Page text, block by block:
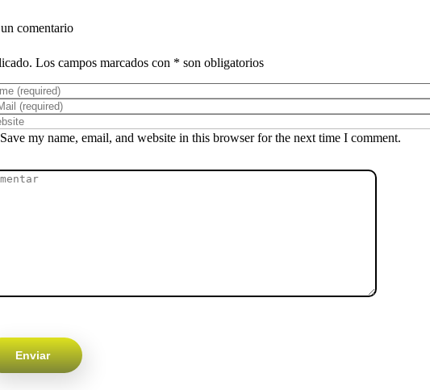
Save my name, email, and website in this browser for the next time I comment.